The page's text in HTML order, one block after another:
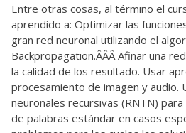
Entre otras cosas, al término el
aprendido a: Optimizar las
gran red neuronal utilizando el
Backpropagation.ÂÂÂ Afinar una
la calidad de los resultado. Usar
procesamiento de imagen y
neuronales recursivas (RNTN)
de palabras estándar en casos